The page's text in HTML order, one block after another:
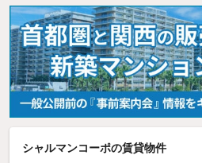
シャルマンコーポの賃貸物件